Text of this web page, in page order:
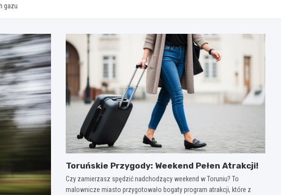
gazu
Toruńskie Przygody: Weekend Pełen Atrakcji!
Czy zamierzasz spędzić nadchodzący weekend w Toruniu? To
malownicze miasto przygotowało bogaty program atrakcji, które z